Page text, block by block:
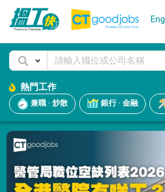
Eng
熱門工作
兼職 · 炒散 銀行 · 金融